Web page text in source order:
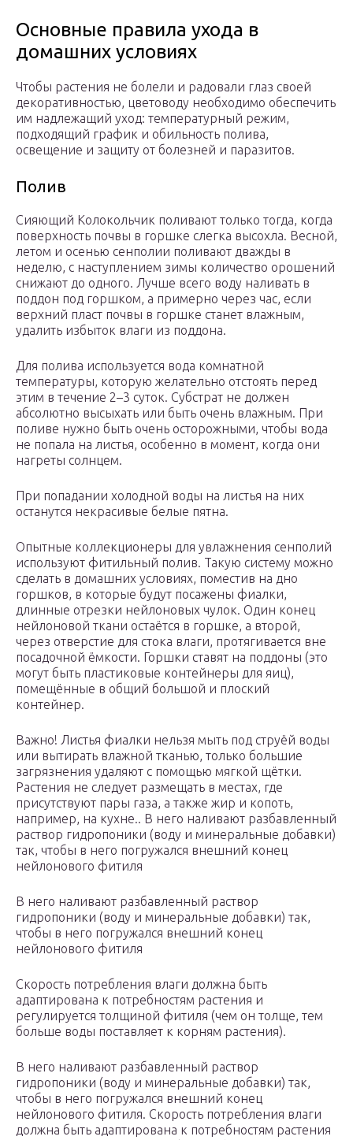
Основные правила ухода в
домашних условиях
Чтобы растения не болели и радовали глаз своей
декоративностью, цветоводу необходимо обеспечить
им надлежащий уход: температурный режим,
подходящий график и обильность полива,
освещение и защиту от болезней и паразитов.
Полив
Сияющий Колокольчик поливают только тогда, когда
поверхность почвы в горшке слегка высохла. Весной,
летом и осенью сенполии поливают дважды в
неделю, с наступлением зимы количество орошений
снижают до одного. Лучше всего воду наливать в
поддон под горшком, а примерно через час, если
верхний пласт почвы в горшке станет влажным,
удалить избыток влаги из поддона.
Для полива используется вода комнатной
температуры, которую желательно отстоять перед
этим в течение 2–3 суток. Субстрат не должен
абсолютно высыхать или быть очень влажным. При
поливе нужно быть очень осторожными, чтобы вода
не попала на листья, особенно в момент, когда они
нагреты солнцем.
При попадании холодной воды на листья на них
останутся некрасивые белые пятна.
Опытные коллекционеры для увлажнения сенполий
используют фитильный полив. Такую систему можно
сделать в домашних условиях, поместив на дно
горшков, в которые будут посажены фиалки,
длинные отрезки нейлоновых чулок. Один конец
нейлоновой ткани остаётся в горшке, а второй,
через отверстие для стока влаги, протягивается вне
посадочной ёмкости. Горшки ставят на поддоны (это
могут быть пластиковые контейнеры для яиц),
помещённые в общий большой и плоский
контейнер.
Важно! Листья фиалки нельзя мыть под струёй воды
или вытирать влажной тканью, только большие
загрязнения удаляют с помощью мягкой щётки.
Растения не следует размещать в местах, где
присутствуют пары газа, а также жир и копоть,
например, на кухне.. В него наливают разбавленный
раствор гидропоники (воду и минеральные добавки)
так, чтобы в него погружался внешний конец
нейлонового фитиля
В него наливают разбавленный раствор
гидропоники (воду и минеральные добавки) так,
чтобы в него погружался внешний конец
нейлонового фитиля
Скорость потребления влаги должна быть
адаптирована к потребностям растения и
регулируется толщиной фитиля (чем он толще, тем
больше воды поставляет к корням растения).
В него наливают разбавленный раствор
гидропоники (воду и минеральные добавки) так,
чтобы в него погружался внешний конец
нейлонового фитиля. Скорость потребления влаги
должна быть адаптирована к потребностям растения